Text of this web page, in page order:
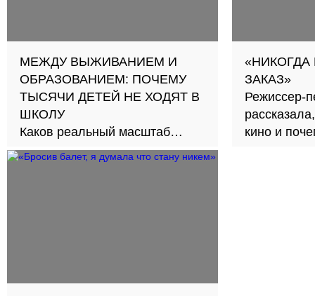
МЕЖДУ ВЫЖИВАНИЕМ И
ОБРАЗОВАНИЕМ: ПОЧЕМУ
ТЫСЯЧИ ДЕТЕЙ НЕ ХОДЯТ В
ШКОЛУ
Каков реальный масштаб
проблемы и как её решить?
ЗАКАЗ»
Режиссер-
кино и